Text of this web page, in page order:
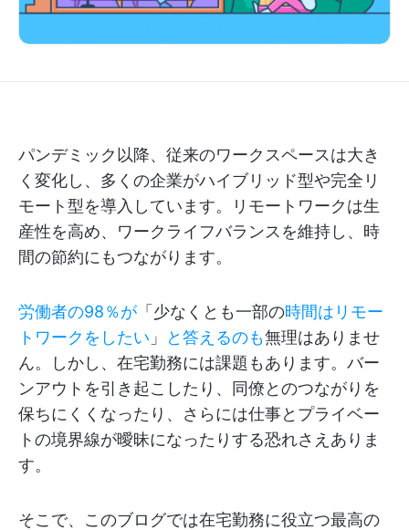
パンデミック以降、従来のワークスペースは大き
く変化し、多くの企業がハイブリッド型や完全リ
モート型を導入しています。リモートワークは生
産性を高め、ワークライフバランスを維持し、時
間の節約にもつながります。
労働者の98％が 「少なくとも一部の時間はリモー
トワークをしたい 」 と答えるのも無理はありませ
ん。しかし、在宅勤務には課題もあります。バー
ンアウトを引き起こしたり、同僚とのつながりを
保ちにくくなったり、さらには仕事とプライベー
トの境界線が曖昧になったりする恐れさえありま
す。
そこで、このブログでは在宅勤務に役立つ最高の